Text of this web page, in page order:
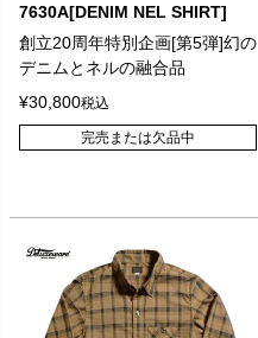
7630A[DENIM NEL SHIRT]
創立20周年特別企画[第5弾]幻の
デニムとネルの融合品
¥30,800税込
完売または欠品中